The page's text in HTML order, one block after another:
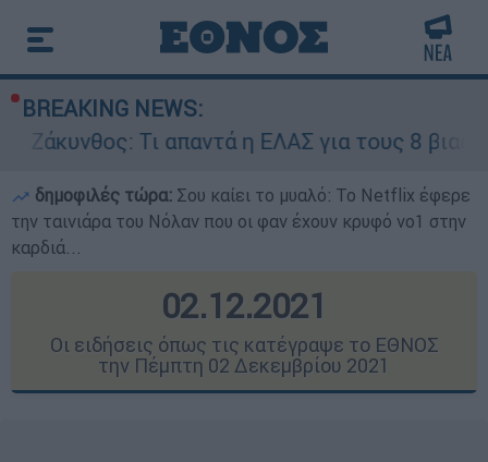
BREAKING NEWS:
Τι απαντά η ΕΛΑΣ για τους 8 βιασμούς
δημοφιλές τώρα: Σου καίει το μυαλό: Το Netflix έφερε
την ταινιάρα του Νόλαν που οι φαν έχουν κρυφό νο1 στην
καρδιά...
02.12.2021
Οι ειδήσεις όπως τις κατέγραψε το ΕΘΝΟΣ
την Πέμπτη 02 Δεκεμβρίου 2021